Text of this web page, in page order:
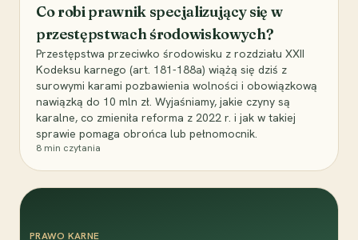
Co robi prawnik specjalizujący się w
przestępstwach środowiskowych?
Przestępstwa przeciwko środowisku z rozdziału XXII
Kodeksu karnego (art. 181-188a) wiążą się dziś z
surowymi karami pozbawienia wolności i obowiązkową
nawiązką do 10 mln zł. Wyjaśniamy, jakie czyny są
karalne, co zmieniła reforma z 2022 r. i jak w takiej
sprawie pomaga obrońca lub pełnomocnik.
8 min czytania
PRAWO KARNE